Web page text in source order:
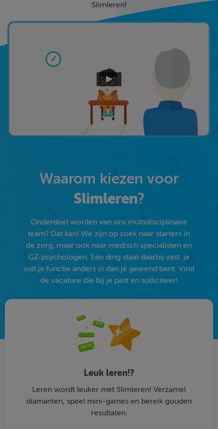
Slimleren!
Waarom kiezen voor
Slimleren?
Onderdeel worden van ons multidisciplinaire
team? Dat kan! We zijn op zoek naar starters in
de zorg, maar ook naar medisch specialisten en
GZ-psychologen. Eén ding staat daarbij vast: je
vult je functie anders in dan je gewend bent. Vind
de vacature die bij je past en solliciteer!
Leuk leren!?
Leren wordt leuker met Slimleren! Verzamel
diamanten, speel mini-games en bereik gouden
resultaten.